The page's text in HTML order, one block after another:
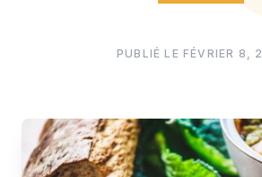
PUBLIÉ LE FÉVRIER 8,